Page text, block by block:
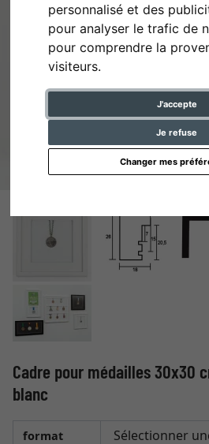
personnalisé et des
pour analyser le trafic de
pour comprendre la
visiteurs.
J'accepte
Je refuse
Changer mes
Retour
Cadre pour médailles 30x30
blanc
format